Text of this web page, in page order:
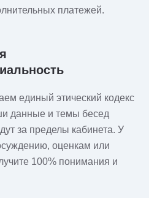
платежей.
единый этический кодекс
данные и темы бесед
за пределы кабинета. У
оценкам или
100% понимания и